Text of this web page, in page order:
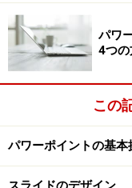
・同時通訳もできる
次に「字幕の設定
の言語で字幕を表
ましたが、「字幕
本語で話した内容
パワ
4つ
この
パワーポイントの基本